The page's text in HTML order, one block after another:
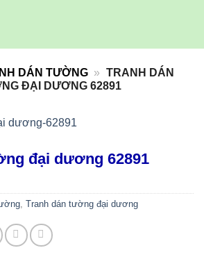
DÁN TƯỜNG » TRANH DÁN
ĐẠI DƯƠNG 62891
đại dương 62891
, Tranh dán tường đại dương